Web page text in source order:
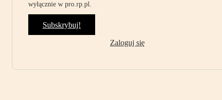
wyłącznie w pro.rp.pl.
Subskrybuj!
Zaloguj się